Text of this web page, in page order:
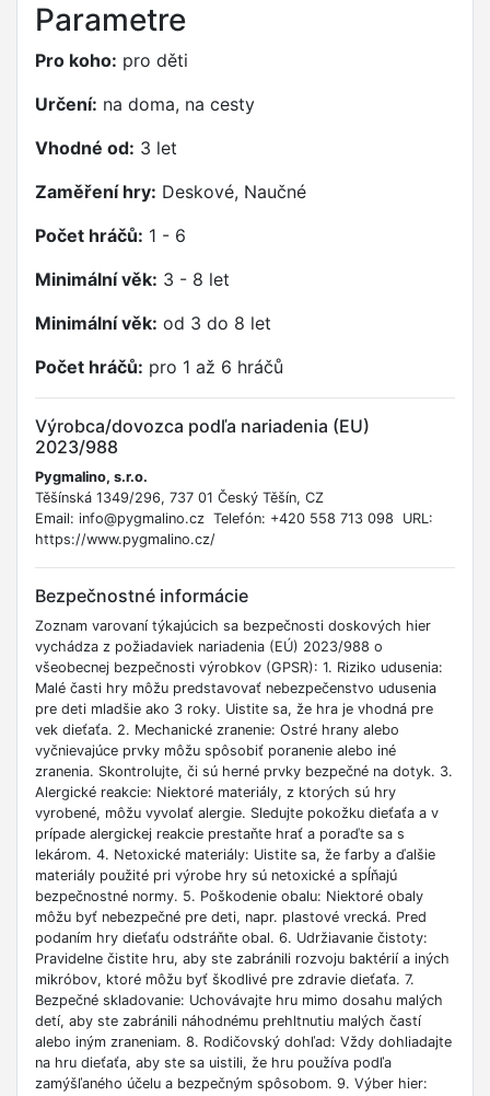
Parametre
Pro koho: pro děti
Určení: na doma, na cesty
Vhodné od: 3 let
Zaměření hry: Deskové, Naučné
Počet hráčů: 1 - 6
Minimální věk: 3 - 8 let
Minimální věk: od 3 do 8 let
Počet hráčů: pro 1 až 6 hráčů
Výrobca/dovozca podľa nariadenia (EU)
2023/988
Pygmalino, s.r.o.
Těšínská 1349/296, 737 01 Český Těšín, CZ
Email: info@pygmalino.cz Telefón: +420 558 713 098 URL:
https://www.pygmalino.cz/
Bezpečnostné informácie
Zoznam varovaní týkajúcich sa bezpečnosti doskových hier
vychádza z požiadaviek nariadenia (EÚ) 2023/988 o
všeobecnej bezpečnosti výrobkov (GPSR): 1. Riziko udusenia:
Malé časti hry môžu predstavovať nebezpečenstvo udusenia
pre deti mladšie ako 3 roky. Uistite sa, že hra je vhodná pre
vek dieťaťa. 2. Mechanické zranenie: Ostré hrany alebo
vyčnievajúce prvky môžu spôsobiť poranenie alebo iné
zranenia. Skontrolujte, či sú herné prvky bezpečné na dotyk. 3.
Alergické reakcie: Niektoré materiály, z ktorých sú hry
vyrobené, môžu vyvolať alergie. Sledujte pokožku dieťaťa a v
prípade alergickej reakcie prestaňte hrať a poraďte sa s
lekárom. 4. Netoxické materiály: Uistite sa, že farby a ďalšie
materiály použité pri výrobe hry sú netoxické a spĺňajú
bezpečnostné normy. 5. Poškodenie obalu: Niektoré obaly
môžu byť nebezpečné pre deti, napr. plastové vrecká. Pred
podaním hry dieťaťu odstráňte obal. 6. Udržiavanie čistoty:
Pravidelne čistite hru, aby ste zabránili rozvoju baktérií a iných
mikróbov, ktoré môžu byť škodlivé pre zdravie dieťaťa. 7.
Bezpečné skladovanie: Uchovávajte hru mimo dosahu malých
detí, aby ste zabránili náhodnému prehltnutiu malých častí
alebo iným zraneniam. 8. Rodičovský dohľad: Vždy dohliadajte
na hru dieťaťa, aby ste sa uistili, že hru používa podľa
zamýšľaného účelu a bezpečným spôsobom. 9. Výber hier: